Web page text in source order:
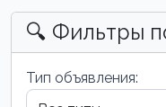
🔍 Фильтры
Тип объявления: